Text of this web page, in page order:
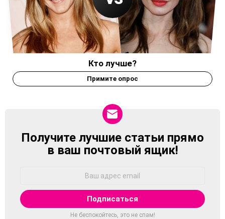
Кто лучше?
Примите опрос
NEWSLETTER
Получите лучшие статьи прямо
в ваш почтовый ящик!
Не беспокойтесь, это не спам!